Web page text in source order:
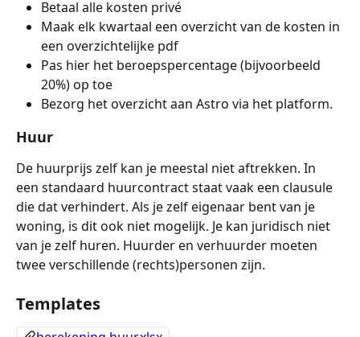
Betaal alle kosten privé
Maak elk kwartaal een overzicht van de kosten in
een overzichtelijke pdf
Pas hier het beroepspercentage (bijvoorbeeld
20%) op toe
Bezorg het overzicht aan Astro via het platform.
Huur
De huurprijs zelf kan je meestal niet aftrekken. In
een standaard huurcontract staat vaak een clausule
die dat verhindert. Als je zelf eigenaar bent van je
woning, is dit ook niet mogelijk. Je kan juridisch niet
van je zelf huren. Huurder en verhuurder moeten
twee verschillende (rechts)personen zijn.
Templates